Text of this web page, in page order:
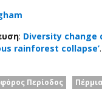
: Diversity
rainforest collapse’
Περίοδος